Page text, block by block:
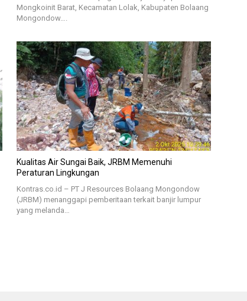
Mongkoinit Barat, Kecamatan Lolak, Kabupaten Bolaang
Mongondow….
Kualitas Air Sungai Baik, JRBM Memenuhi
Peraturan Lingkungan
Kontras.co.id – PT J Resources Bolaang Mongondow
(JRBM) menanggapi pemberitaan terkait banjir lumpur
yang melanda…